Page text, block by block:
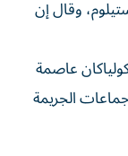
وقال إن
عاصمة
الجريمة